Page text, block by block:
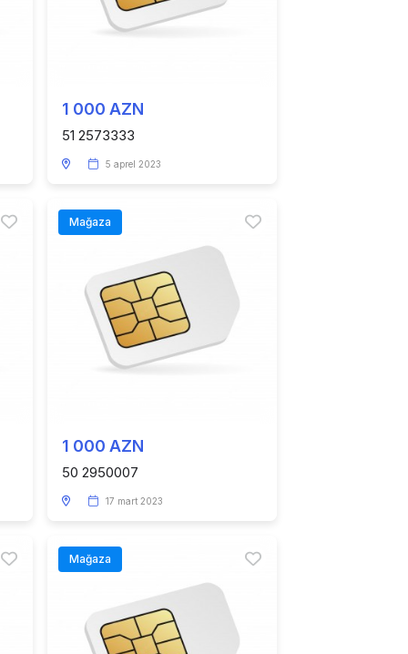
1 000 AZN
51 2573333
5 aprel 2023
Mağaza
1 000 AZN
50 2950007
17 mart 2023
Mağaza